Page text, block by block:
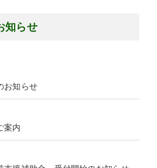
知らせ
お知らせ
案内